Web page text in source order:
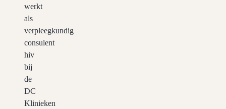
werkt
als
verpleegkundig
consulent
hiv
bij
de
DC
Klinieken